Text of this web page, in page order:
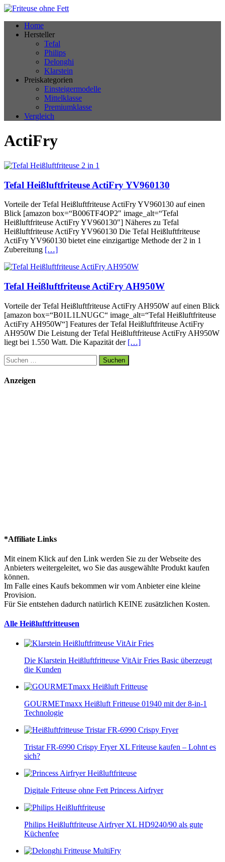
Home
Hersteller
Tefal
Philips
Delonghi
Klarstein
Preiskategorien
Einsteigermodelle
Mittelklasse
Premiumklasse
Vergleich
ActiFry
Tefal Heißluftfriteuse ActiFry YV960130
Vorteile der Tefal Heißluftfriteuse ActiFry YV960130 auf einen
Blick [amazon box=“B006TF4OP2″ image_alt=“Tefal
Heißluftfriteuse ActiFry YV960130″] Näheres zu Tefal
Heißluftfriteuse ActiFry YV960130 Die Tefal Heißluftfriteuse
ActiFry YV960130 bietet eine einzigartige Methode der 2 in 1
Zubereitung […]
Tefal Heißluftfriteuse ActiFry AH950W
Vorteile der Tefal Heißluftfriteuse ActiFry AH950W auf einen Blick
[amazon box=“B01L1LNUGC“ image_alt=“Tefal Heißluftfriteuse
ActiFry AH950W“] Features der Tefal Heißluftfriteuse ActiFry
AH950W Die Leistung der Tefal Heißluftfriteuse ActiFry AH950W
liegt bei 1.550 Watt. Die Kapazität der […]
Suchen
nach:
Anzeigen
*Affiliate Links
Mit einem Klick auf den Link werden Sie zu der Webseite des
Anbieters weitergeleitet, wo Sie das ausgewählte Produkt kaufen
können.
Im Falle eines Kaufs bekommen wir vom Anbieter eine kleine
Provision.
Für Sie entstehen dadurch natürlich KEINE zusätzlichen Kosten.
Alle Heißluftfritteusen
Die Klarstein Heißluftfritteuse VitAir Fries Basic überzeugt
die Kunden
GOURMETmaxx Heißluft Fritteuse 01940 mit der 8-in-1
Technologie
Tristar FR-6990 Crispy Fryer XL Friteuse kaufen – Lohnt es
sich?
Digitale Friteuse ohne Fett Princess Airfryer
Philips Heißluftfriteuse Airfryer XL HD9240/90 als gute
Küchenfee